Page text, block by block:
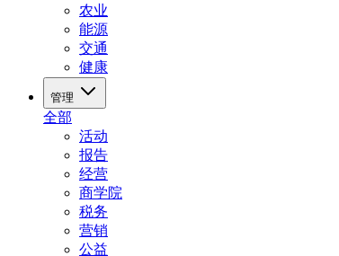
农业
能源
交通
健康
管理
全部
活动
报告
经营
商学院
税务
营销
公益